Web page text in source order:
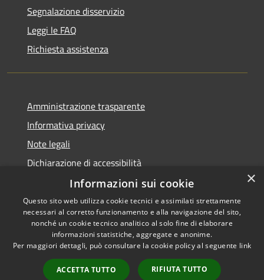
Segnalazione disservizio
Leggi le FAQ
Richiesta assistenza
Amministrazione trasparente
Informativa privacy
Note legali
Dichiarazione di accessibilità
Accessibilità
Privacy
Copyright © 2026 • Comune di
Villaspeciosa • Powered by
Municipium•Accesso
redazione
×
Informazioni sui cookie
Questo sito web utilizza cookie tecnici e assimilati strettamente
necessari al corretto funzionamento e alla navigazione del sito,
nonché un cookie tecnico analitico al solo fine di elaborare
informazioni statistiche, aggregate e anonime.
Per maggiori dettagli, può consultare la cookie policy al seguente link
ACCETTA TUTTO RIFIUTA TUTTO